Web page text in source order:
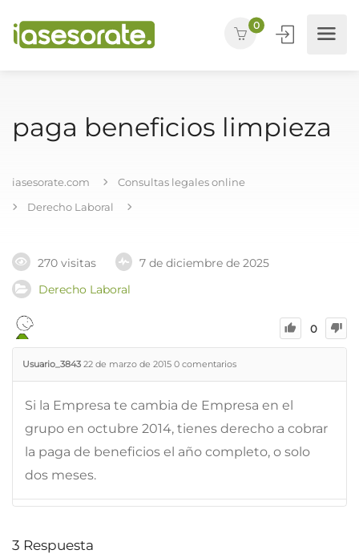
0
paga beneficios limpieza
iasesorate.com
Consultas legales online
Derecho Laboral
270 visitas
7 de diciembre de 2025
Derecho Laboral
0
Usuario_3843 22 de marzo de 2015 0 comentarios
Si la Empresa te cambia de Empresa en el
grupo en octubre 2014, tienes derecho a cobrar
la paga de beneficios el año completo, o solo
dos meses.
3 Respuesta